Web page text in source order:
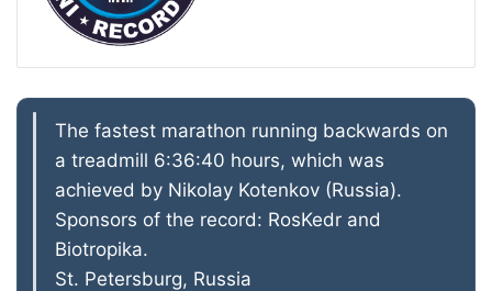
The fastest marathon running backwards on
a treadmill 6:36:40 hours, which was
achieved by Nikolay Kotenkov (Russia).
Sponsors of the record: RosKedr and
Biotropika.
St. Petersburg, Russia